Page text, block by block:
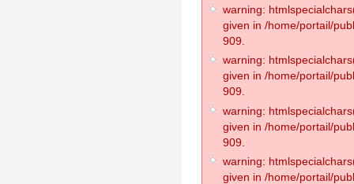
warning:
given in /home/portail/
909.
warning:
given in /home/portail/
909.
warning:
given in /home/portail/
909.
warning:
given in /home/portail/